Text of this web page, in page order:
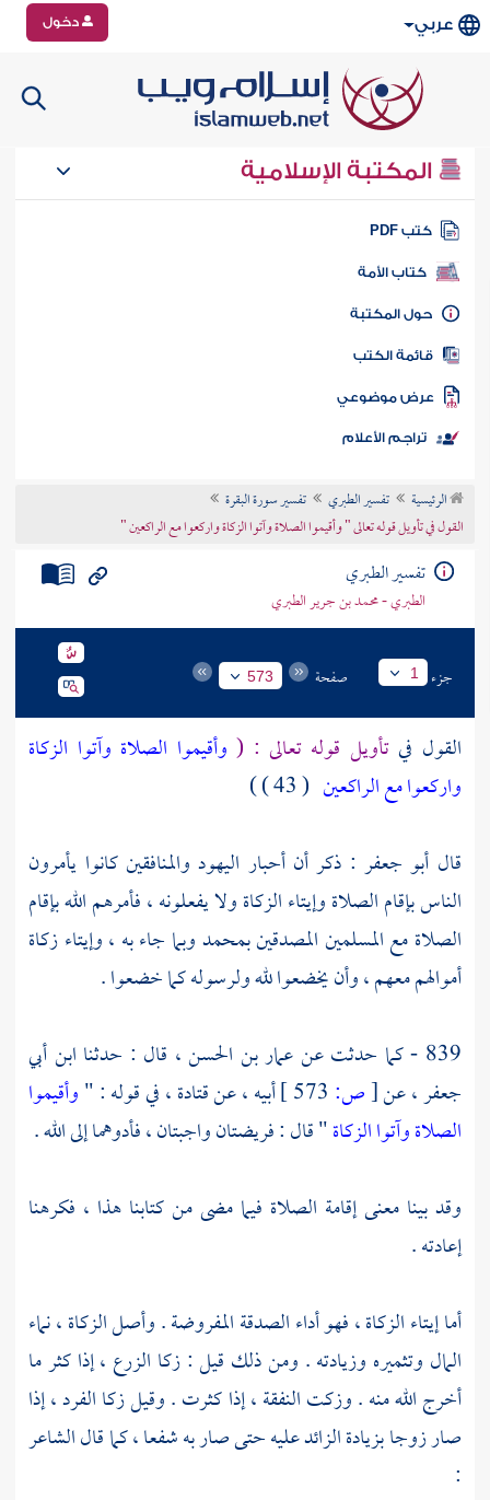
عربي دخول
المكتبة الإسلامية
كتب PDF
كتاب الأمة
المكتبة
الكتب
موضوعي
تراجم الأعلام
الرئيسية تفسير الطبري
تفسير سورة البقرة
القول في تأويل قوله تعالى " وأقيموا الصلاة وآتوا الزكاة واركعوا مع الراكعين "
تفسير الطبري
الطبري - محمد بن جرير الطبري
جزء 1 صفحة 573
القول فيتأويل قوله تعالى : ( وأقيموا الصلاة وآتوا الزكاة
واركعوا مع الراكعين ( 43 ) )
قال أبو جعفر : ذكر أن أحبار اليهود والمنافقين كانوا يأمرون
الناس بإقام الصلاة وإيتاء الزكاة ولا يفعلونه ، فأمرهم الله بإقام
الصلاة مع المسلمين المصدقين بمحمد وبما جاء به ، وإيتاء زكاة
أموالهم معهم ، وأن يخضعوا لله ولرسوله كما خضعوا .
839 - كما حدثت عن
عمار بن الحسن ، قال : حدثنا ابن أبي
جعفر ،عن[ص: أبيه ، عنقتادة ،في قوله : "وأقيموا
الصلاة وآتوا الزكاة" قال : فريضتان واجبتان ، فأدوهما إلى الله .
وقد بينا معنى إقامة الصلاة فيما مضى من كتابنا هذا ، فكرهنا
إعادته .
أما إيتاء الزكاة ، فهو أداء الصدقة المفروضة . وأصل الزكاة ، نماء
المال وتثميره وزيادته . ومن ذلك قيل : زكا الزرع ، إذا كثر ما
أخرج الله منه . وزكت النفقة ، إذا كثرت . وقيل زكا الفرد ، إذا
صار زوجا بزيادة الزائد عليه حتى صار به شفعا ، كما قال الشاعر
: